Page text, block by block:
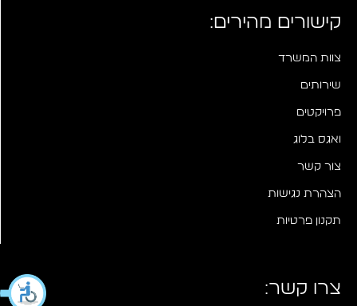
קישורים מהירים:
צוות המשרד
שירותים
פרויקטים
ואגס בלוג
צור קשר
הצהרת נגישות
תקנון פרטיות
צרו קשר: